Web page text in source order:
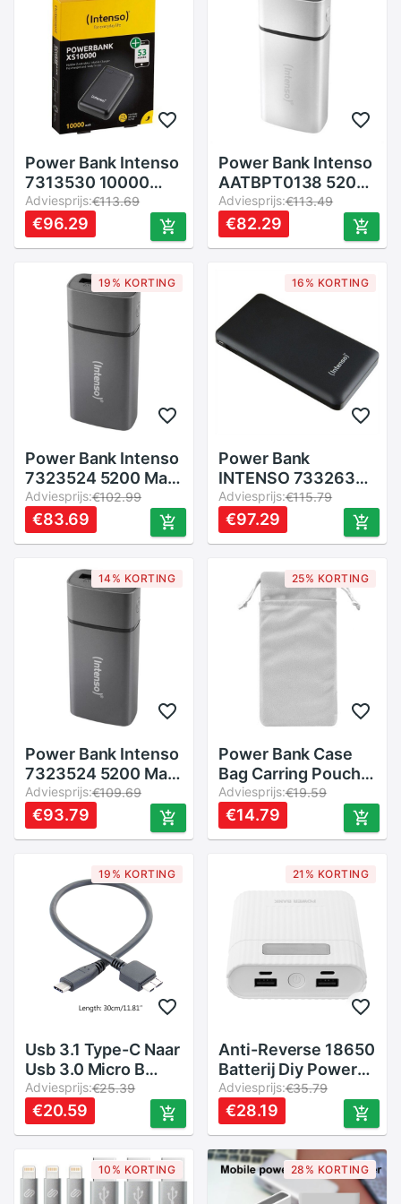
poort Opladen
Power Bank Intenso
7313530 10000
Mah Zwart
Adviesprijs:€113.69
€96.29
Power Bank Intenso
AATBPT0138 5200
Mah Zilver
Adviesprijs:€113.49
€82.29
19% KORTING
Power Bank Intenso
7323524 5200 Mah
Grey
Adviesprijs:€102.99
€83.69
16% KORTING
Power Bank
INTENSO 7332630
10000 mAh Zwart
Adviesprijs:€115.79
€97.29
14% KORTING
Power Bank Intenso
7323524 5200 Mah
Grey
Adviesprijs:€109.69
€93.79
25% KORTING
Power Bank Case
Bag Carring Pouch
Draagbare
Beschermende
Opbergtas Voor
Adviesprijs:€19.59
€14.79
19% KORTING
Usb 3.1 Type-C Naar
Usb 3.0 Micro B
Kabel Connector
Data Lijn Voor Hard
Drive Smartphone
Computers 54DB
Adviesprijs:€25.39
€20.59
21% KORTING
Anti-Reverse 18650
Batterij Diy Power
Bank Box Lcd
Display Dual Usb
Lader Licht 1XCB
Adviesprijs:€35.79
€28.19
10% KORTING 28% KORTING